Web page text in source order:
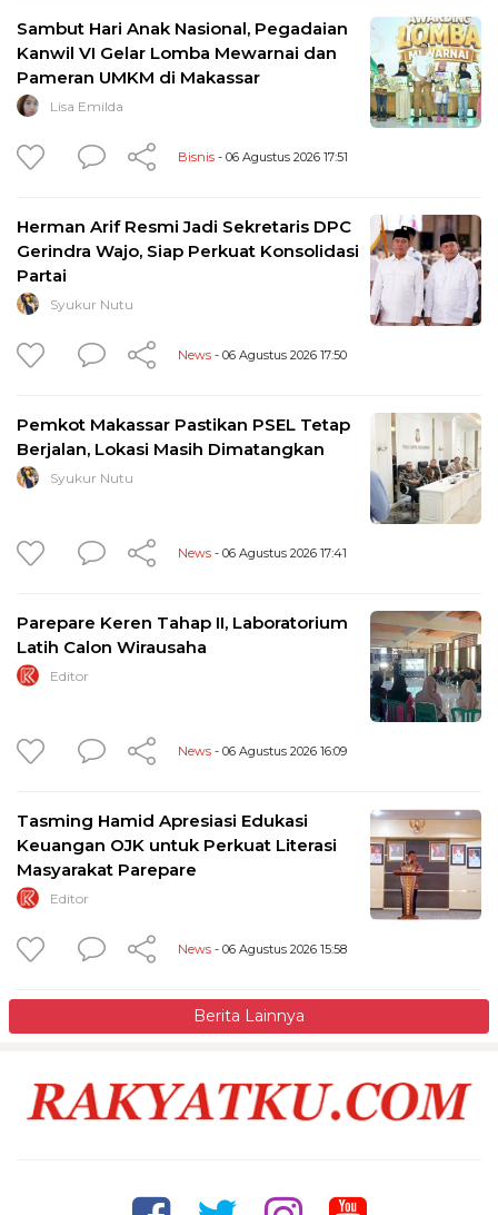
Sambut Hari Anak Nasional, Pegadaian
Kanwil VI Gelar Lomba Mewarnai dan
Pameran UMKM di Makassar
Lisa Emilda
Bisnis - 06 Agustus 2026 17:51
Herman Arif Resmi Jadi Sekretaris DPC
Gerindra Wajo, Siap Perkuat Konsolidasi
Partai
Syukur Nutu
News - 06 Agustus 2026 17:50
Pemkot Makassar Pastikan PSEL Tetap
Berjalan, Lokasi Masih Dimatangkan
Syukur Nutu
News - 06 Agustus 2026 17:41
Parepare Keren Tahap II, Laboratorium
Latih Calon Wirausaha
Editor
News - 06 Agustus 2026 16:09
Tasming Hamid Apresiasi Edukasi
Keuangan OJK untuk Perkuat Literasi
Masyarakat Parepare
Editor
News - 06 Agustus 2026 15:58
Berita Lainnya